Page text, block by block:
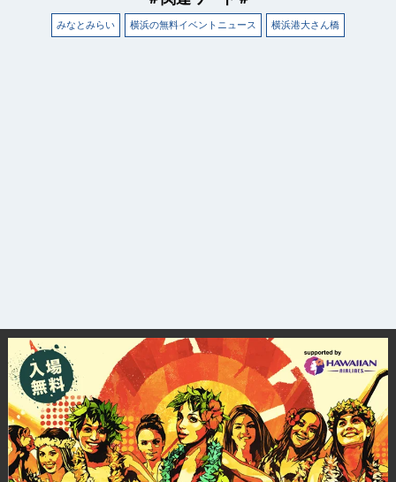
みなとみらい 横浜の無料イベントニュース 横浜港大さん橋